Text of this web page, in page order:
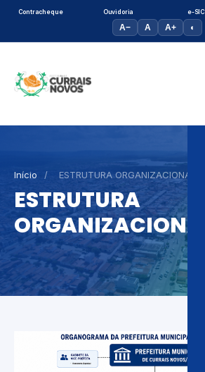
Contracheque Ouvidoria e-SIC
A− A A+ ◐
Início / ESTRUTURA ORGANIZACIONAL
ESTRUTURA
ORGANIZACIONAL